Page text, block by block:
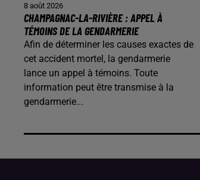
8 août 2026
CHAMPAGNAC-LA-RIVIÈRE : APPEL À
TÉMOINS DE LA GENDARMERIE
Afin de déterminer les causes exactes de
cet accident mortel, la gendarmerie
lance un appel à témoins. Toute
information peut être transmise à la
gendarmerie...